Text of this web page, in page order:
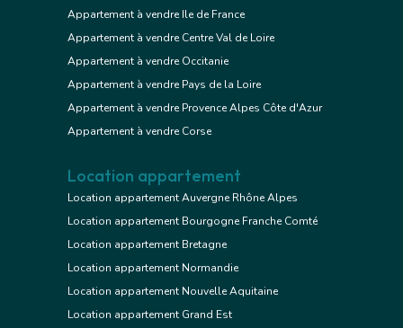
Appartement à vendre Ile de France
Appartement à vendre Centre Val de Loire
Appartement à vendre Occitanie
Appartement à vendre Pays de la Loire
Appartement à vendre Provence Alpes Côte d'Azur
Appartement à vendre Corse
Location appartement
Location appartement Auvergne Rhône Alpes
Location appartement Bourgogne Franche Comté
Location appartement Bretagne
Location appartement Normandie
Location appartement Nouvelle Aquitaine
Location appartement Grand Est